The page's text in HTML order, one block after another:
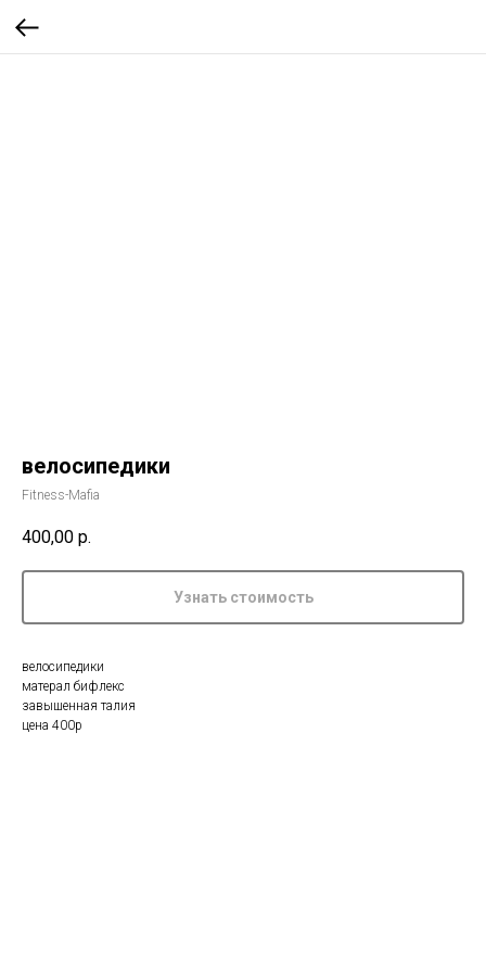
велосипедики
Fitness-Mafia
400,00 р.
Узнать стоимость
велосипедики
матерал бифлекс
завышенная талия
цена 400р